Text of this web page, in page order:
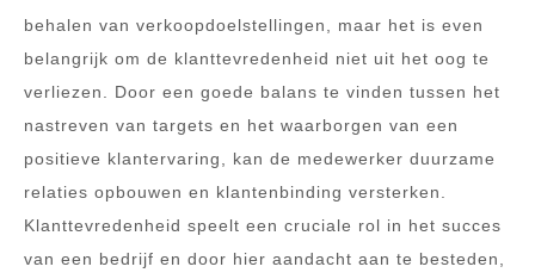
behalen van verkoopdoelstellingen, maar het is even
belangrijk om de klanttevredenheid niet uit het oog te
verliezen. Door een goede balans te vinden tussen het
nastreven van targets en het waarborgen van een
positieve klantervaring, kan de medewerker duurzame
relaties opbouwen en klantenbinding versterken.
Klanttevredenheid speelt een cruciale rol in het succes
van een bedrijf en door hier aandacht aan te besteden,